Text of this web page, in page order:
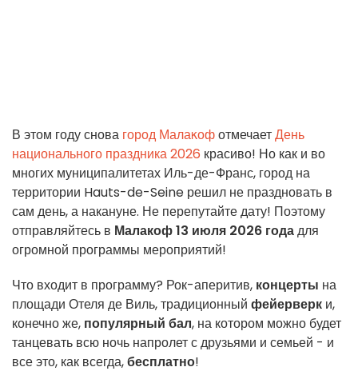
В этом году снова город МалаκофотмечаетДень
национального праздника 2026 красиво! Но как и во
многих муниципалитетах Иль-де-Франс, город на
территории Hauts-de-Seine решил не праздновать в
сам день, а накануне. Не перепутайте дату! Поэтому
отправляйтесь в Малакоф 13 июля 2026 годадля
огромной программы мероприятий!
Что входит в программу? Рок-аперитив, концерты на
площади Отеля де Виль, традиционный фейерверк и,
конечно же, популярный бал, на котором можно будет
танцевать всю ночь напролет с друзьями и семьей - и
все это, как всегда,бесплатно!